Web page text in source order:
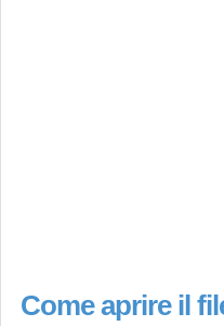
Come aprire il